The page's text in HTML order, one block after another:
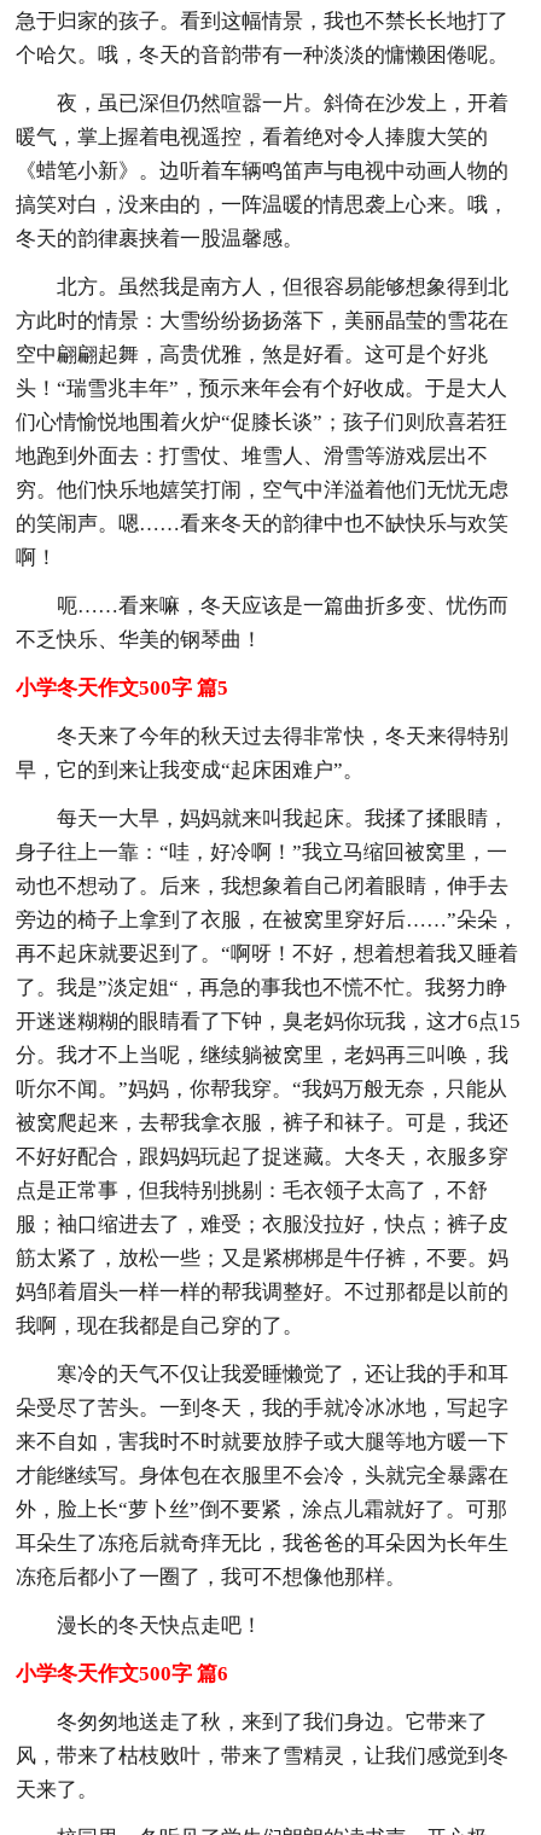
急于归家的孩子。看到这幅情景，我也不禁长长地打了
个哈欠。哦，冬天的音韵带有一种淡淡的慵懒困倦呢。
夜，虽已深但仍然喧嚣一片。斜倚在沙发上，开着
暖气，掌上握着电视遥控，看着绝对令人捧腹大笑的
《蜡笔小新》。边听着车辆鸣笛声与电视中动画人物的
搞笑对白，没来由的，一阵温暖的情思袭上心来。哦，
冬天的韵律裹挟着一股温馨感。
北方。虽然我是南方人，但很容易能够想象得到北
方此时的情景：大雪纷纷扬扬落下，美丽晶莹的雪花在
空中翩翩起舞，高贵优雅，煞是好看。这可是个好兆
头！“瑞雪兆丰年”，预示来年会有个好收成。于是大人
们心情愉悦地围着火炉“促膝长谈”；孩子们则欣喜若狂
地跑到外面去：打雪仗、堆雪人、滑雪等游戏层出不
穷。他们快乐地嬉笑打闹，空气中洋溢着他们无忧无虑
的笑闹声。嗯……看来冬天的韵律中也不缺快乐与欢笑
啊！
呃……看来嘛，冬天应该是一篇曲折多变、忧伤而
不乏快乐、华美的钢琴曲！
小学冬天作文500字 篇5
冬天来了今年的秋天过去得非常快，冬天来得特别
早，它的到来让我变成“起床困难户”。
每天一大早，妈妈就来叫我起床。我揉了揉眼睛，
身子往上一靠：“哇，好冷啊！”我立马缩回被窝里，一
动也不想动了。后来，我想象着自己闭着眼睛，伸手去
旁边的椅子上拿到了衣服，在被窝里穿好后……”朵朵，
再不起床就要迟到了。“啊呀！不好，想着想着我又睡着
了。我是”淡定姐“，再急的事我也不慌不忙。我努力睁
开迷迷糊糊的眼睛看了下钟，臭老妈你玩我，这才6点15
分。我才不上当呢，继续躺被窝里，老妈再三叫唤，我
听尔不闻。”妈妈，你帮我穿。“我妈万般无奈，只能从
被窝爬起来，去帮我拿衣服，裤子和袜子。可是，我还
不好好配合，跟妈妈玩起了捉迷藏。大冬天，衣服多穿
点是正常事，但我特别挑剔：毛衣领子太高了，不舒
服；袖口缩进去了，难受；衣服没拉好，快点；裤子皮
筋太紧了，放松一些；又是紧梆梆是牛仔裤，不要。妈
妈邹着眉头一样一样的帮我调整好。不过那都是以前的
我啊，现在我都是自己穿的了。
寒冷的天气不仅让我爱睡懒觉了，还让我的手和耳
朵受尽了苦头。一到冬天，我的手就冷冰冰地，写起字
来不自如，害我时不时就要放脖子或大腿等地方暖一下
才能继续写。身体包在衣服里不会冷，头就完全暴露在
外，脸上长“萝卜丝”倒不要紧，涂点儿霜就好了。可那
耳朵生了冻疮后就奇痒无比，我爸爸的耳朵因为长年生
冻疮后都小了一圈了，我可不想像他那样。
漫长的冬天快点走吧！
小学冬天作文500字 篇6
冬匆匆地送走了秋，来到了我们身边。它带来了
风，带来了枯枝败叶，带来了雪精灵，让我们感觉到冬
天来了。